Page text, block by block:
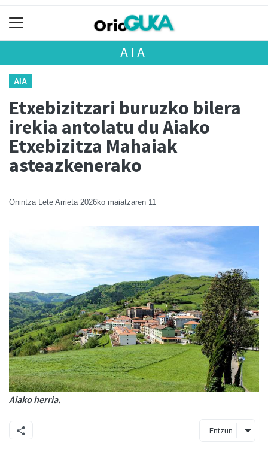
AIA
AIA
Etxebizitzari buruzko bilera
irekia antolatu du Aiako
Etxebizitza Mahaiak
asteazkenerako
Onintza Lete Arrieta 2026ko maiatzaren 11
Aiako herria.
Entzun